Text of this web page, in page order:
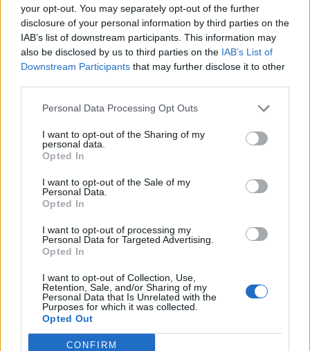
your opt-out. You may separately opt-out of the further
disclosure of your personal information by third parties on the
IAB’s list of downstream participants. This information may
also be disclosed by us to third parties on the IAB’s List of
Downstream Participants that may further disclose it to other
Personal Data Processing Opt Outs
I want to opt-out of the Sharing of my
personal data.
Opted In
I want to opt-out of the Sale of my
Personal Data.
Opted In
I want to opt-out of processing my
Personal Data for Targeted Advertising.
Opted In
I want to opt-out of Collection, Use,
Retention, Sale, and/or Sharing of my
Personal Data that Is Unrelated with the
Purposes for which it was collected.
Opted Out
CONFIRM
5. Bryt chokladen i bitar och blanda ner dem i smeten och blanda till en
slät smet.